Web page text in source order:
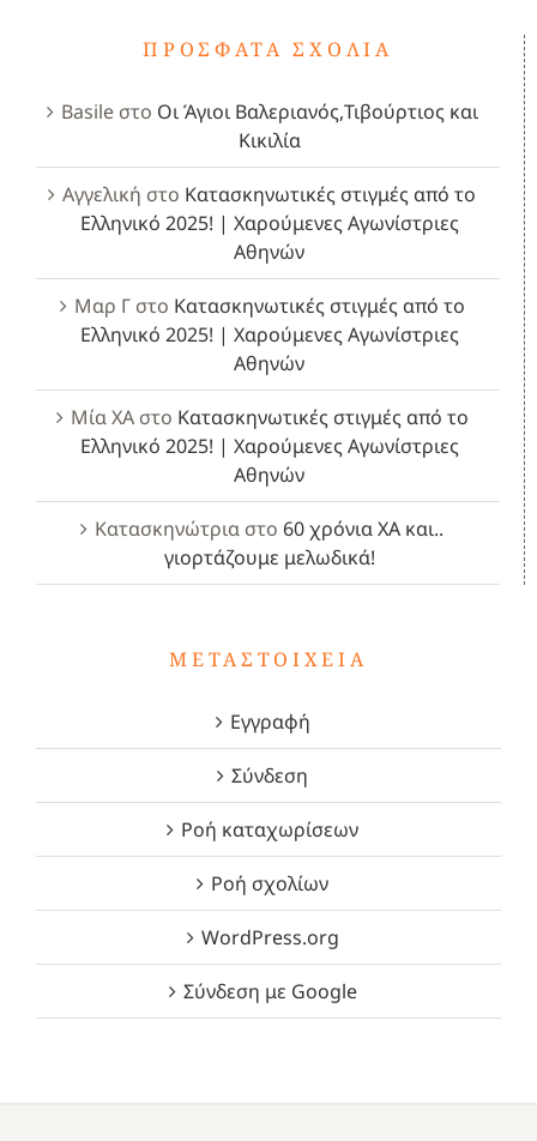
ΠΡΌΣΦΑΤΑ ΣΧΌΛΙΑ
Basileστο Οι Άγιοι Βαλεριανός,Τιβούρτιος και
Κικιλία
Αγγελική στο Κατασκηνωτικές στιγμές από το
Ελληνικό 2025! | Χαρούμενες Αγωνίστριες
Αθηνών
Μαρ Γστο Κατασκηνωτικές στιγμές από το
Ελληνικό 2025! | Χαρούμενες Αγωνίστριες
Αθηνών
Μία ΧΑστο Κατασκηνωτικές στιγμές από το
Ελληνικό 2025! | Χαρούμενες Αγωνίστριες
Αθηνών
Κατασκηνώτρια στο 60 χρόνια ΧΑ και..
γιορτάζουμε μελωδικά!
ΜΕΤΑΣΤΟΙΧΕΊΑ
Εγγραφή
Σύνδεση
Ροή καταχωρίσεων
Ροή σχολίων
WordPress.org
Σύνδεση με Google